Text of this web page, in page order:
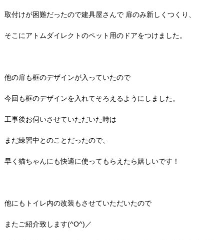
取付けが困難だったので建具屋さんで 扉のみ新しくつくり、
そこにアトムダイレクトのペット用のドアをつけました。
他の扉も框のデザインが入っていたので
今回も框のデザインを入れてそろえるようにしました。
工事後お伺いさせていただいた時は
まだ練習中とのことだったので、
早く猫ちゃんにも快適に使ってもらえたら嬉しいです！
他にもトイレ内の改装もさせていただいたので
またご紹介致します(^O^)／